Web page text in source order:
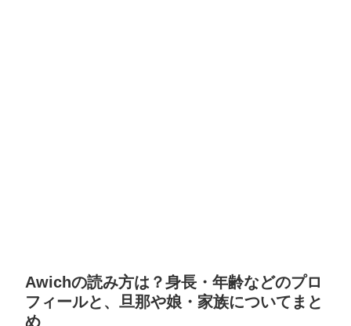
Awichの読み方は？身長・年齢などのプロ
フィールと、旦那や娘・家族についてまと
め